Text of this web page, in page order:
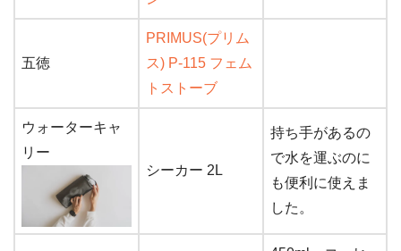
五徳
PRIMUS(プリム
ス) P-115 フェム
トストーブ
ウォーターキャ
リー
シーカー 2L
持ち手があるの
で水を運ぶのに
も便利に使えま
した。